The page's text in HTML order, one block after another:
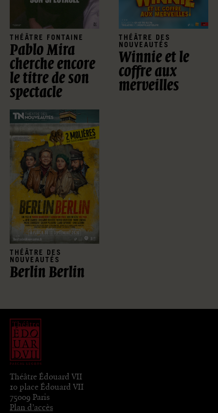
THÉÂTRE FONTAINE
Pablo Mira
cherche encore
le titre de son
spectacle
THÉÂTRE DES
NOUVEAUTÉS
Winnie et le
coffre aux
merveilles
THÉÂTRE DES
NOUVEAUTÉS
Berlin Berlin
Théâtre Édouard VII
10 place Édouard VII
75009 Paris
Plan d’accès